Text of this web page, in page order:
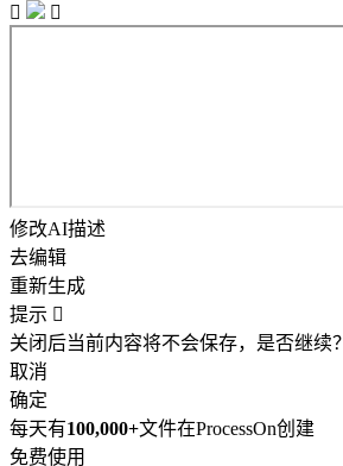


修改AI描述
去编辑
重新生成
提示 
关闭后当前内容将不会保存，是否继续？
取消
确定
每天有100,000+文件在ProcessOn创建
免费使用